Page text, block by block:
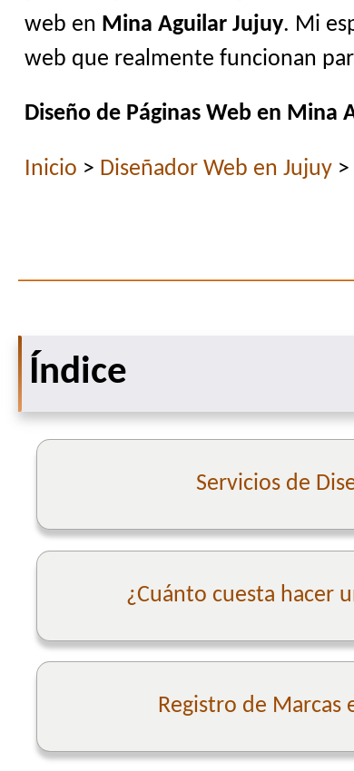
web en Mina Aguilar Jujuy. Mi
web que realmente funcionan
Diseño de Páginas Web en Mina
Inicio > Diseñador Web en Jujuy>
Índice
Servicios de
¿Cuánto cuesta hacer
Registro de Marcas